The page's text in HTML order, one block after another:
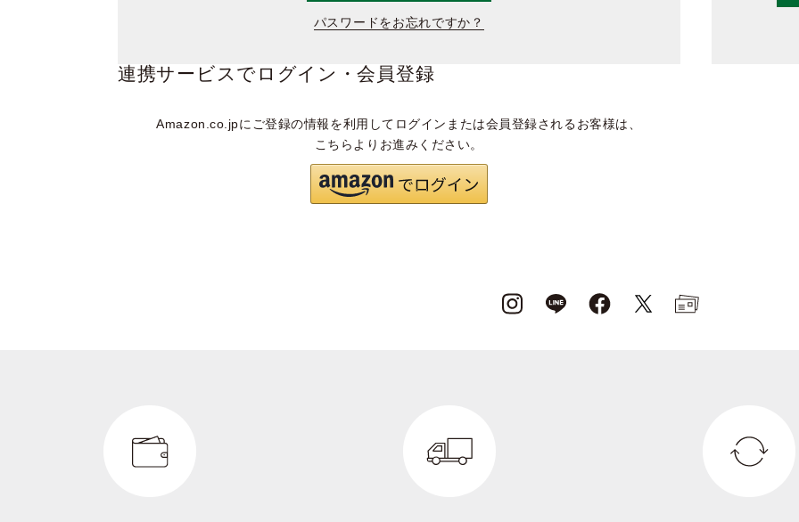
パスワードをお忘れですか？
連携サービスでログイン・会員登録
Amazon.co.jpにご登録の情報を利用して ログインまたは会員登録されるお客様は、
こちらよりお進みください。